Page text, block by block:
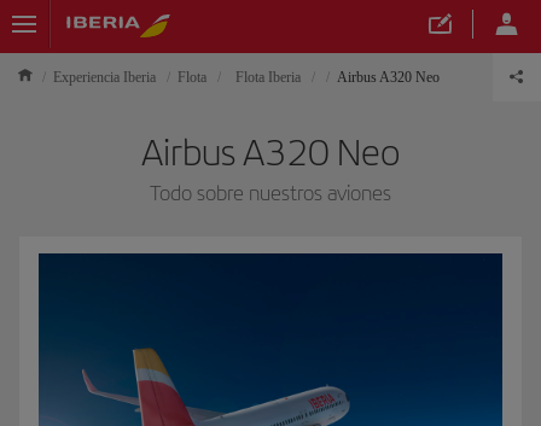
Experiencia Iberia Flota Flota Iberia Airbus A320 Neo
Airbus A320 Neo
Todo sobre nuestros aviones